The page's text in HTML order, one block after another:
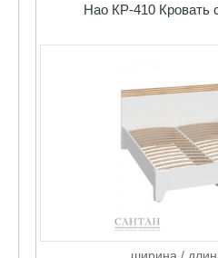
Нао КР-410 Кровать